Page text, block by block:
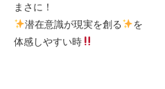
まさに！
潜在意識が現実を創る
を
体感しやすい時